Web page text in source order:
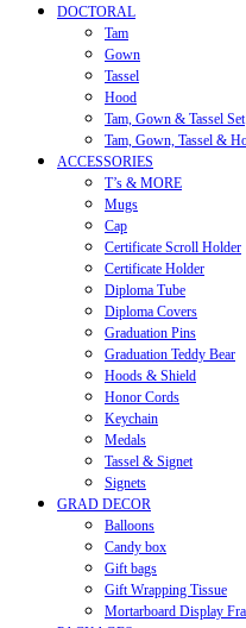
DOCTORAL
Tam
Gown
Tassel
Hood
Tam, Gown & Tassel Set
Tam, Gown, Tassel &
ACCESSORIES
T’s & MORE
Mugs
Cap
Certificate Scroll Holder
Certificate Holder
Diploma Tube
Diploma Covers
Graduation Pins
Graduation Teddy Bear
Hoods & Shield
Honor Cords
Keychain
Medals
Tassel & Signet
Signets
GRAD DECOR
Balloons
Candy box
Gift bags
Gift Wrapping Tissue
Mortarboard Display